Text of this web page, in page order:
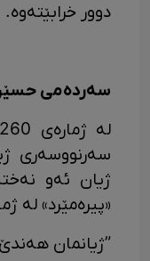
دوور خرابێتەوە.
سەردەمی
سەرنووسەری
ژیان ئەو
«پیرەمێرد» لە ژمارەی 313دا
”ژیانمان